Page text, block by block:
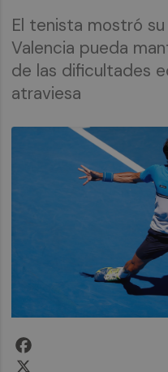
El tenista mostró
Valencia pueda
de las dificultades
atraviesa